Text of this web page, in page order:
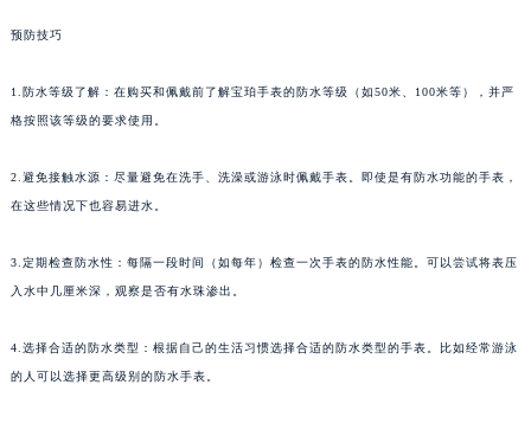
预防技巧
1.防水等级了解：在购买和佩戴前了解宝珀手表的防水等级（如50米、100米等），并严
格按照该等级的要求使用。
2.避免接触水源：尽量避免在洗手、洗澡或游泳时佩戴手表。即使是有防水功能的手表，
在这些情况下也容易进水。
3.定期检查防水性：每隔一段时间（如每年）检查一次手表的防水性能。可以尝试将表压
入水中几厘米深，观察是否有水珠渗出。
4.选择合适的防水类型：根据自己的生活习惯选择合适的防水类型的手表。比如经常游泳
的人可以选择更高级别的防水手表。